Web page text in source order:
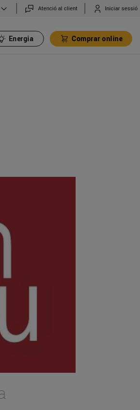
Atenció al client Iniciar sessió
Energia Comprar online